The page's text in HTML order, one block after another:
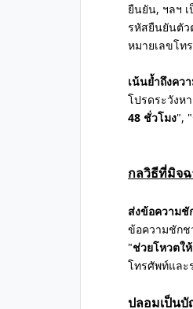
ยืนยัน, ฯลฯ
รหัสยืนยันตัว
หมายเลขโท
เน้นย้ำถึงคว
โปรดระวังห
48 ชั่วโมง", "
กลวิธีที่มิจ
ส่งข้อความชั
ข้อความชักช
"ช่วยโหวตใ
โทรศัพท์และ
ปลอมเป็นบั